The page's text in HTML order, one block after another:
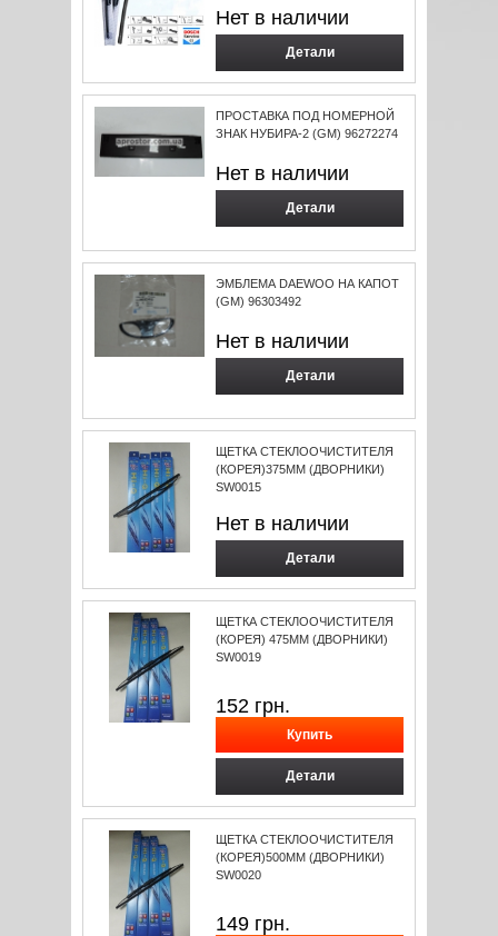
Нет в наличии
Детали
ПРОСТАВКА ПОД НОМЕРНОЙ
ЗНАК НУБИРА-2 (GM) 96272274
Нет в наличии
Детали
ЭМБЛЕМА DAEWOO НА КАПОТ
(GM) 96303492
Нет в наличии
Детали
ЩЕТКА СТЕКЛООЧИСТИТЕЛЯ
(КОРЕЯ)375ММ (ДВОРНИКИ)
SW0015
Нет в наличии
Детали
ЩЕТКА СТЕКЛООЧИСТИТЕЛЯ
(КОРЕЯ) 475ММ (ДВОРНИКИ)
SW0019
152 грн.
Детали
ЩЕТКА СТЕКЛООЧИСТИТЕЛЯ
(КОРЕЯ)500ММ (ДВОРНИКИ)
SW0020
149 грн.